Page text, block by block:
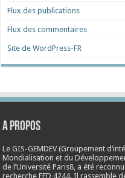
Flux des publications
Flux des commentaires
Site de WordPress-FR
A propos
Le GIS-GEMDEV (Groupement
Mondialisation et du
de l’Université Paris8, a été
recherche FED 4244. Il rassemble